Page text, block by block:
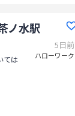
ノ水駅
ては
5日前
ハローワーク